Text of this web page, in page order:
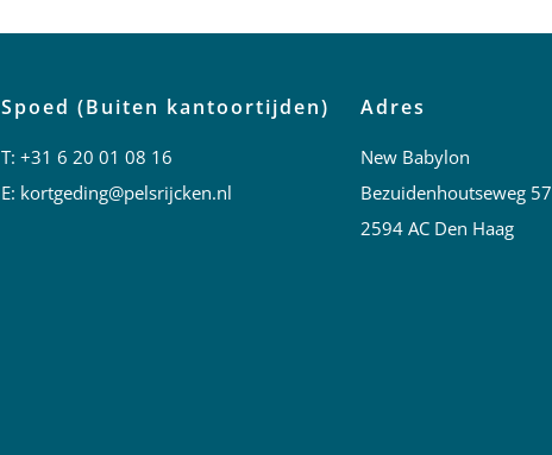
Spoed (Buiten kantoortijden)
T: +31 6 20 01 08 16
E: kortgeding@pelsrijcken.nl
Adres
New Babylon
Bezuidenhoutseweg 57
2594 AC Den Haag